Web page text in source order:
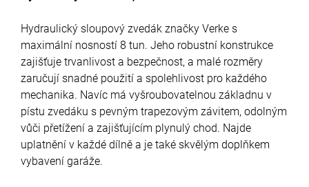
Hydraulický sloupový zvedák značky Verke s
maximální nosností 8 tun. Jeho robustní konstrukce
zajišťuje trvanlivost a bezpečnost, a malé rozměry
zaručují snadné použití a spolehlivost pro každého
mechanika. Navíc má vyšroubovatelnou základnu v
pístu zvedáku s pevným trapezovým závitem, odolným
vůči přetížení a zajišťujícím plynulý chod. Najde
uplatnění v každé dílně a je také skvělým doplňkem
vybavení garáže.